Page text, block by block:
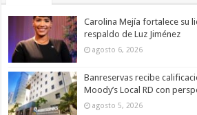
Carolina Mejía fortalece su
respaldo de Luz Jiménez
agosto 6, 2026
Banreservas recibe
Moody’s Local RD con
agosto 5, 2026